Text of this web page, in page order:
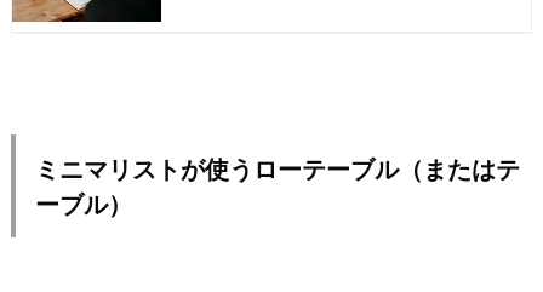
ミニマリストが使うローテーブル（またはテ
ーブル）